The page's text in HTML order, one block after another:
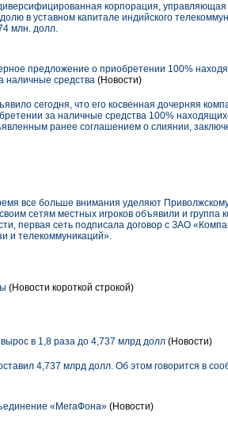
корпорация,
в уставном капитале индийского
млн. долл.
предложение о приобретении 100%
наличные средства (Новости)
сегодня, что его косвенная дочерняя
за наличные средства 100%
ранее соглашением о слиянии,
все больше внимания уделяют
сетям местных игроков объявили и
первая сеть подписала договор с ЗАО
и телекоммуникаций».
(Новости короткой строкой)
в 1,8 раза до 4,737 млрд долл (Новости)
4,737 млрд долл. Об этом говорится в
«МегаФона» (Новости)